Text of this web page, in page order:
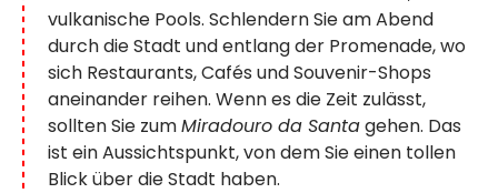
vulkanische Pools. Schlendern Sie am Abend
durch die Stadt und entlang der Promenade, wo
sich Restaurants, Cafés und Souvenir-Shops
aneinander reihen. Wenn es die Zeit zulässt,
sollten Sie zumMiradouro da Santagehen. Das
ist ein Aussichtspunkt, von dem Sie einen tollen
Blick über die Stadt haben.